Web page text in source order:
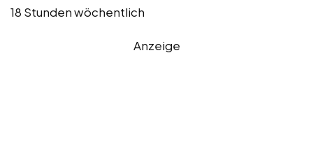
18 Stunden wöchentlich
Anzeige